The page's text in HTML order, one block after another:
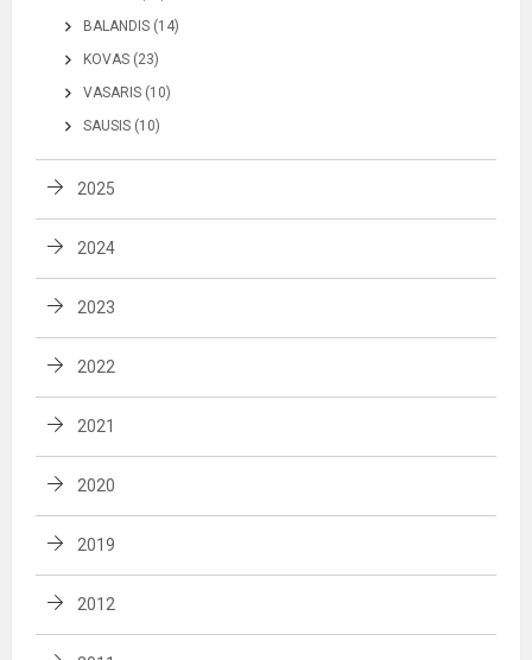
BALANDIS (14)
KOVAS (23)
VASARIS (10)
SAUSIS (10)
2025
2024
2023
2022
2021
2020
2019
2012